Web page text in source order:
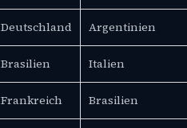
Deutschland Argentinien
Brasilien Italien
Frankreich Brasilien